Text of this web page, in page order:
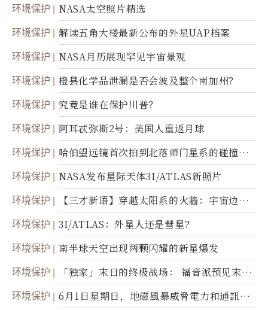
环境保护 NASA太空照片精选
环境保护 解读五角大楼最新公布的外星UAP档案
环境保护 NASA月历展现罕见宇宙景观
环境保护 橙县化学品泄漏是否会波及整个南加州？
环境保护 究竟是谁在保护川普？
环境保护 阿耳忒弥斯2号：美国人重返月球
环境保护
哈伯望远镜首次拍到北落师门星系的碰撞与
爆炸
环境保护 NASA发布星际天体3I/ATLAS新照片
环境保护
【三才新语】穿越太阳系的火牆：宇宙边界
新启示
环境保护 3I/ATLAS：外星人还是彗星？
环境保护 南半球天空出现两颗闪耀的新星爆发
环境保护
「独家」末日的终极战场： 福音派预见末
世；希腊僧侣预言以色列的进攻
环境保护
6月1日星期日，地磁風暴威脅電力和通訊基